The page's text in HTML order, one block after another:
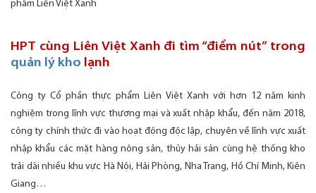
phẩm Liên Việt Xanh
HPT cùng Liên Việt Xanh đi tìm “điểm nút” trong
quản lý kho lạnh
Công ty Cổ phần thực phẩm Liên Việt Xanh với hơn 12 năm kinh
nghiệm trong lĩnh vực thương mại và xuất nhập khẩu, đến năm 2018,
công ty chính thức đi vào hoạt động độc lập, chuyên về lĩnh vực xuất
nhập khẩu các mặt hàng nông sản, thủy hải sản cùng hệ thống kho
trải dài nhiều khu vực Hà Nội, Hải Phòng, Nha Trang, Hồ Chí Minh, Kiên
Giang…